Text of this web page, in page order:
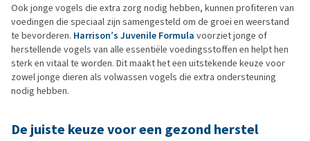
Ook jonge vogels die extra zorg nodig hebben, kunnen profiteren van
voedingen die speciaal zijn samengesteld om de groei en weerstand
te bevorderen. Harrison’s Juvenile Formula voorziet jonge of
herstellende vogels van alle essentiële voedingsstoffen en helpt hen
sterk en vitaal te worden. Dit maakt het een uitstekende keuze voor
zowel jonge dieren als volwassen vogels die extra ondersteuning
nodig hebben.
De juiste keuze voor een gezond herstel